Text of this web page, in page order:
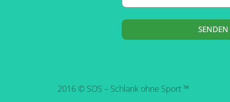
SENDEN
2016 © SOS – Schlank ohne Sport ™